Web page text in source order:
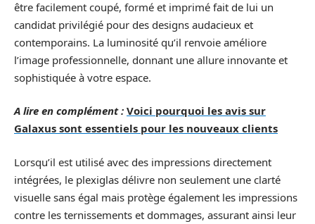
être facilement coupé, formé et imprimé fait de lui un
candidat privilégié pour des designs audacieux et
contemporains. La luminosité qu’il renvoie améliore
l’image professionnelle, donnant une allure innovante et
sophistiquée à votre espace.
A lire en complément : Voici pourquoi les avis sur
Galaxus sont essentiels pour les nouveaux clients
Lorsqu’il est utilisé avec des impressions directement
intégrées, le plexiglas délivre non seulement une clarté
visuelle sans égal mais protège également les impressions
contre les ternissements et dommages, assurant ainsi leur